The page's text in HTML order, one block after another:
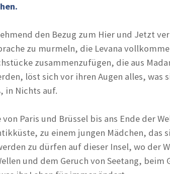
den Bezug zum Hier und Jetzt
zu murmeln, die Levana
zusammenzufügen, die aus
löst sich vor ihren Augen alles, was
in Nichts auf.
Paris und Brüssel bis ans Ende der
zu einem jungen Mädchen, das
zu dürfen auf dieser Insel, wo der
und dem Geruch von Seetang, beim